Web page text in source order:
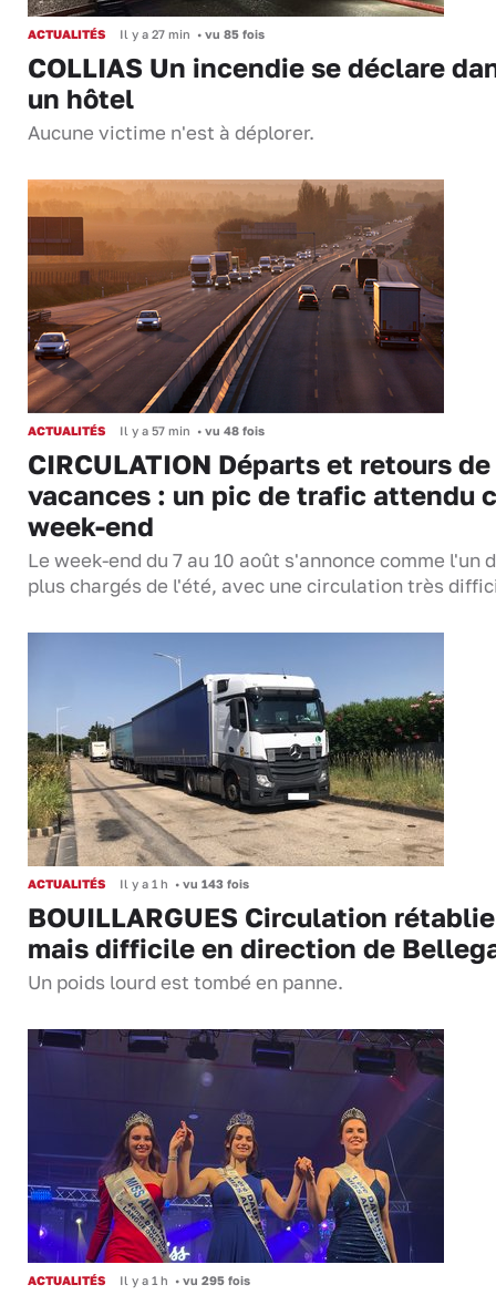
ACTUALITÉS Il y a 27 min • vu 85 fois
COLLIAS Un incendie se déclare
un hôtel
Aucune victime n'est à déplorer.
ACTUALITÉS Il y a 57 min • vu 48 fois
CIRCULATION Départs et retours de
vacances : un pic de trafic attendu
week-end
Le week-end du 7 au 10 août s'annonce comme l'un
plus chargés de l'été, avec une circulation très
ACTUALITÉS Il y a 1 h • vu 143 fois
BOUILLARGUES Circulation rétablie
mais difficile en direction de
Un poids lourd est tombé en panne.
ACTUALITÉS Il y a 1 h • vu 295 fois